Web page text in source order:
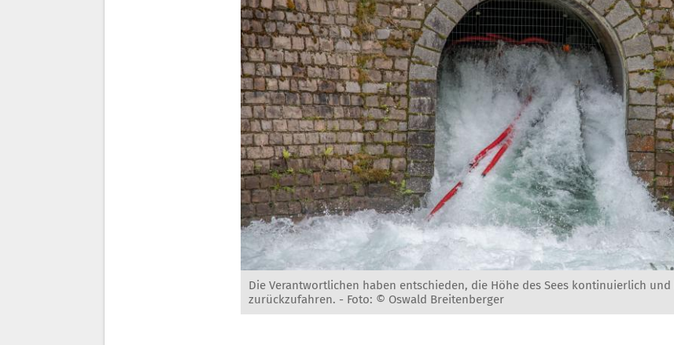
Die Verantwortlichen haben entschieden, die Höhe des Sees kontinuierlich
zurückzufahren. - Foto: © Oswald Breitenberger